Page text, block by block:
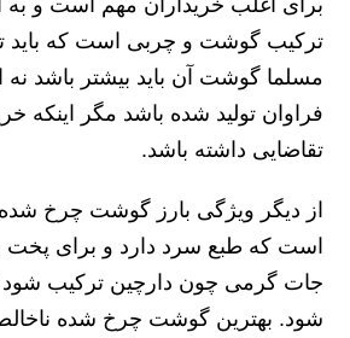
ترکیب گوشت و چربی است که باید
مسلما گوشت آن باید بیشتر باشد نه
فراوان تولید شده باشد مگر اینکه
تقاضایی داشته باشد.
از دیگر ویژگی بارز گوشت چرخ
است که طبع سرد دارد و برای پخت
جات گرمی چون دارچین ترکیب شود
شود. بهترین گوشت چرخ شده